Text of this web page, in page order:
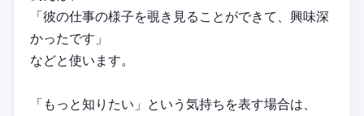
「彼の仕事の様子を覗き見ることができて、興味深
かったです」
などと使います。
「もっと知りたい」という気持ちを表す場合は、